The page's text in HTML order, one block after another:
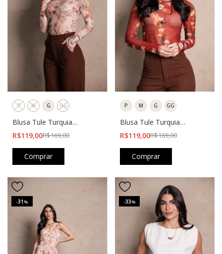
P M G GG
Blusa Tule Turquia
Estampada Bege
R$119,00R$169,00
Comprar
P M G GG
Blusa Tule Turquia
Estampada Vermelha
R$119,00R$169,00
Comprar
-31 % -33%